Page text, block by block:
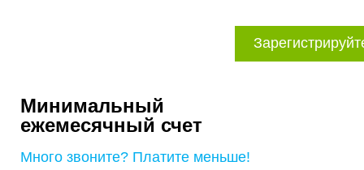
Минимальный
ежемесячный счет
Много звоните? Платите меньше!